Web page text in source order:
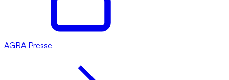
AGRA Presse